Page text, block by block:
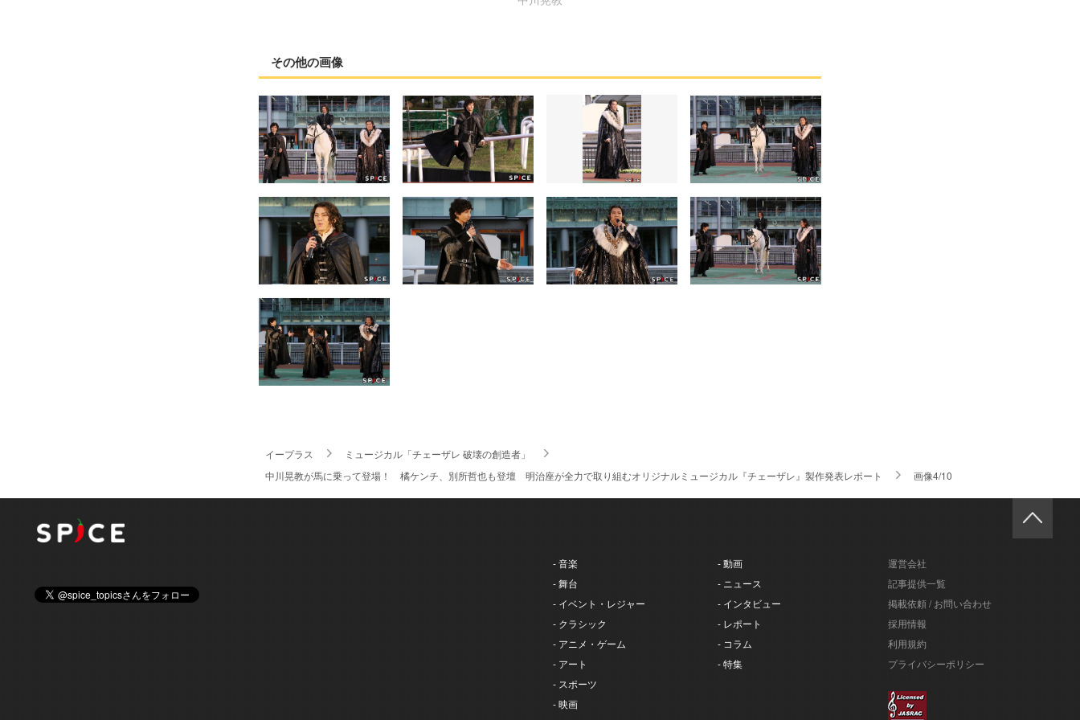
その他の画像
イープラス
ミュージカル「チェーザレ 破壊の創造者」
中川晃教が馬に乗って登場！ 橘ケンチ、別所哲也も登壇 明治座が全力で取り組むオリジナルミュージカル『チェーザレ』製作発表レポート
画像4/10
- 音楽
- 舞台
- イベント・レジャー
- クラシック
- アニメ・ゲーム
- アート
- スポーツ
- 映画
- 動画
- ニュース
- インタビュー
- レポート
- コラム
- 特集
運営会社
記事提供一覧
掲載依頼 / お問い合わせ
採用情報
利用規約
プライバシーポリシー